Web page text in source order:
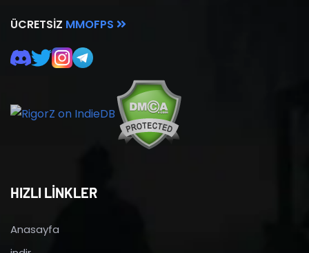
ÜCRETSIZ MMOFPS
HIZLI LİNKLER
Anasayfa